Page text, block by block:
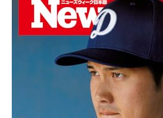
進化するPCとデバイスの未来
好きが集まる 比べて選べる
ビジネスと働き方のヒント
AI活用のいまが分かる
企業ITのトレンドを詳説